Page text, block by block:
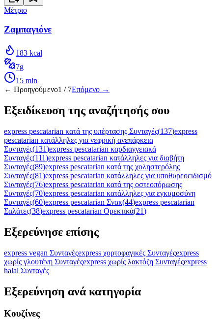
Μέτριο
Ζαμπαγιόνε
183 kcal
7g
15 min
← Προηγούμενο1 / 7Επόμενο →
Εξειδίκευση της αναζήτησής σου
express pescatarian κατά της υπέρτασης Συνταγές(137)express
pescatarian κατάλληλες για νεφρική ανεπάρκεια
Συνταγές(131)express pescatarian καρδιαγγειακά
Συνταγές(111)express pescatarian κατάλληλες για διαβήτη
Συνταγές(89)express pescatarian κατά της χοληστερόλης
Συνταγές(81)express pescatarian κατάλληλες για υποθυρεοειδισμό
Συνταγές(76)express pescatarian κατά της οστεοπόρωσης
Συνταγές(70)express pescatarian κατάλληλες για εγκυμοσύνη
Συνταγές(60)express pescatarian Σνακ(44)express pescatarian
Σαλάτες(38)express pescatarian Ορεκτικά(21)
Εξερεύνησε επίσης
express vegan Συνταγέςexpress χορτοφαγικές Συνταγέςexpress
χωρίς γλουτένη Συνταγέςexpress χωρίς λακτόζη Συνταγέςexpress
halal Συνταγές
Εξερεύνηση ανά κατηγορία
Κουζίνες